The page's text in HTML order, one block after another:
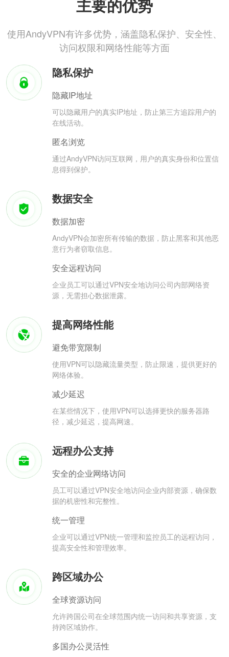
主要的优势
使用AndyVPN有许多优势，涵盖隐私保护、安全性、
访问权限和网络性能等方面
隐私保护
隐藏IP地址
可以隐藏用户的真实IP地址，防止第三方追踪用户的
在线活动。
匿名浏览
通过AndyVPN访问互联网，用户的真实身份和位置信
息得到保护。
数据安全
数据加密
AndyVPN会加密所有传输的数据，防止黑客和其他恶
意行为者窃取信息。
安全远程访问
企业员工可以通过VPN安全地访问公司内部网络资
源，无需担心数据泄露。
提高网络性能
避免带宽限制
使用VPN可以隐藏流量类型，防止限速，提供更好的
网络体验。
减少延迟
在某些情况下，使用VPN可以选择更快的服务器路
径，减少延迟，提高网速。
远程办公支持
安全的企业网络访问
员工可以通过VPN安全地访问企业内部资源，确保数
据的机密性和完整性。
统一管理
企业可以通过VPN统一管理和监控员工的远程访问，
提高安全性和管理效率。
跨区域办公
全球资源访问
允许跨国公司在全球范围内统一访问和共享资源，支
持跨区域协作。
多国办公灵活性